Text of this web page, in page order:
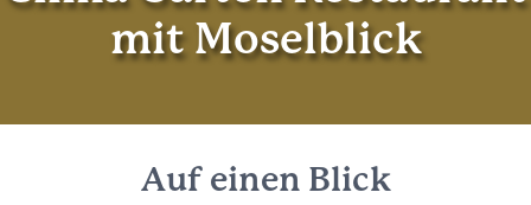
mit Moselblick
Auf einen Blick